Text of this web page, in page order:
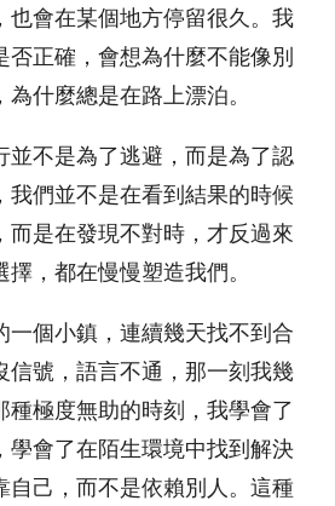
也會在某個地方停留很久。我
否正確，會想為什麼不能像別
什麼總是在路上漂泊。
並不是為了逃避，而是為了認
我們並不是在看到結果的時候
而是在發現不對時，才反過來
，都在慢慢塑造我們。
一個小鎮，連續幾天找不到合
信號，語言不通，那一刻我幾
種極度無助的時刻，我學會了
學會了在陌生環境中找到解決
自己，而不是依賴別人。這種